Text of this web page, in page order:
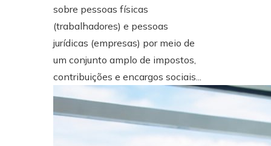
sobre pessoas físicas
(trabalhadores) e pessoas
jurídicas (empresas) por meio de
um conjunto amplo de impostos,
contribuições e encargos sociais...